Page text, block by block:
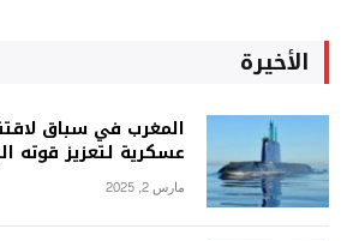
الأخيرة
المغرب في سباق
عسكرية لتعزيز قوته
مارس 2, 2025